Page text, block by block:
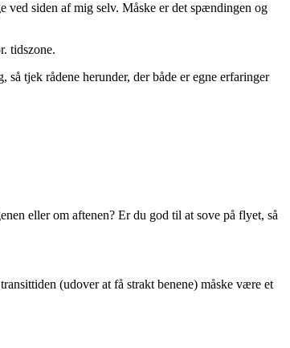
ved siden af mig selv. Måske er det spændingen og
tidszone.
tjek rådene herunder, der både er egne erfaringer
eller om aftenen? Er du god til at sove på flyet, så
(udover at få strakt benene) måske være et